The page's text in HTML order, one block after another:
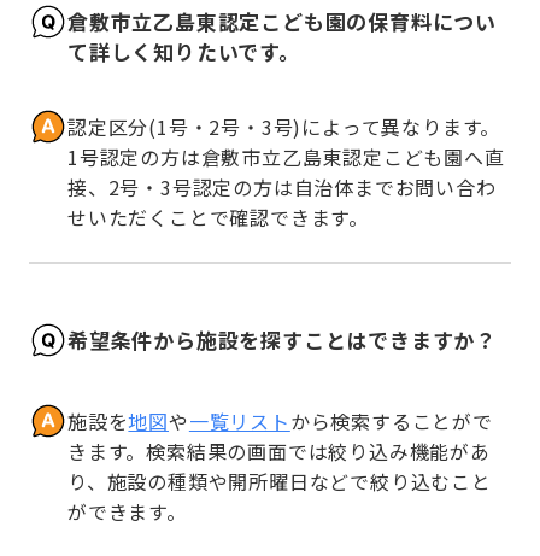
倉敷市立乙島東認定こども園の保育料につい
て詳しく知りたいです。
認定区分(1号・2号・3号)によって異なります。
1号認定の方は倉敷市立乙島東認定こども園へ直
接、2号・3号認定の方は自治体までお問い合わ
せいただくことで確認できます。
希望条件から施設を探すことはできますか？
施設を地図や一覧リストから検索することがで
きます。検索結果の画面では絞り込み機能があ
り、施設の種類や開所曜日などで絞り込むこと
ができます。